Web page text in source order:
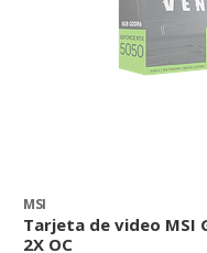
MSI
Tarjeta de video MSI
2X OC